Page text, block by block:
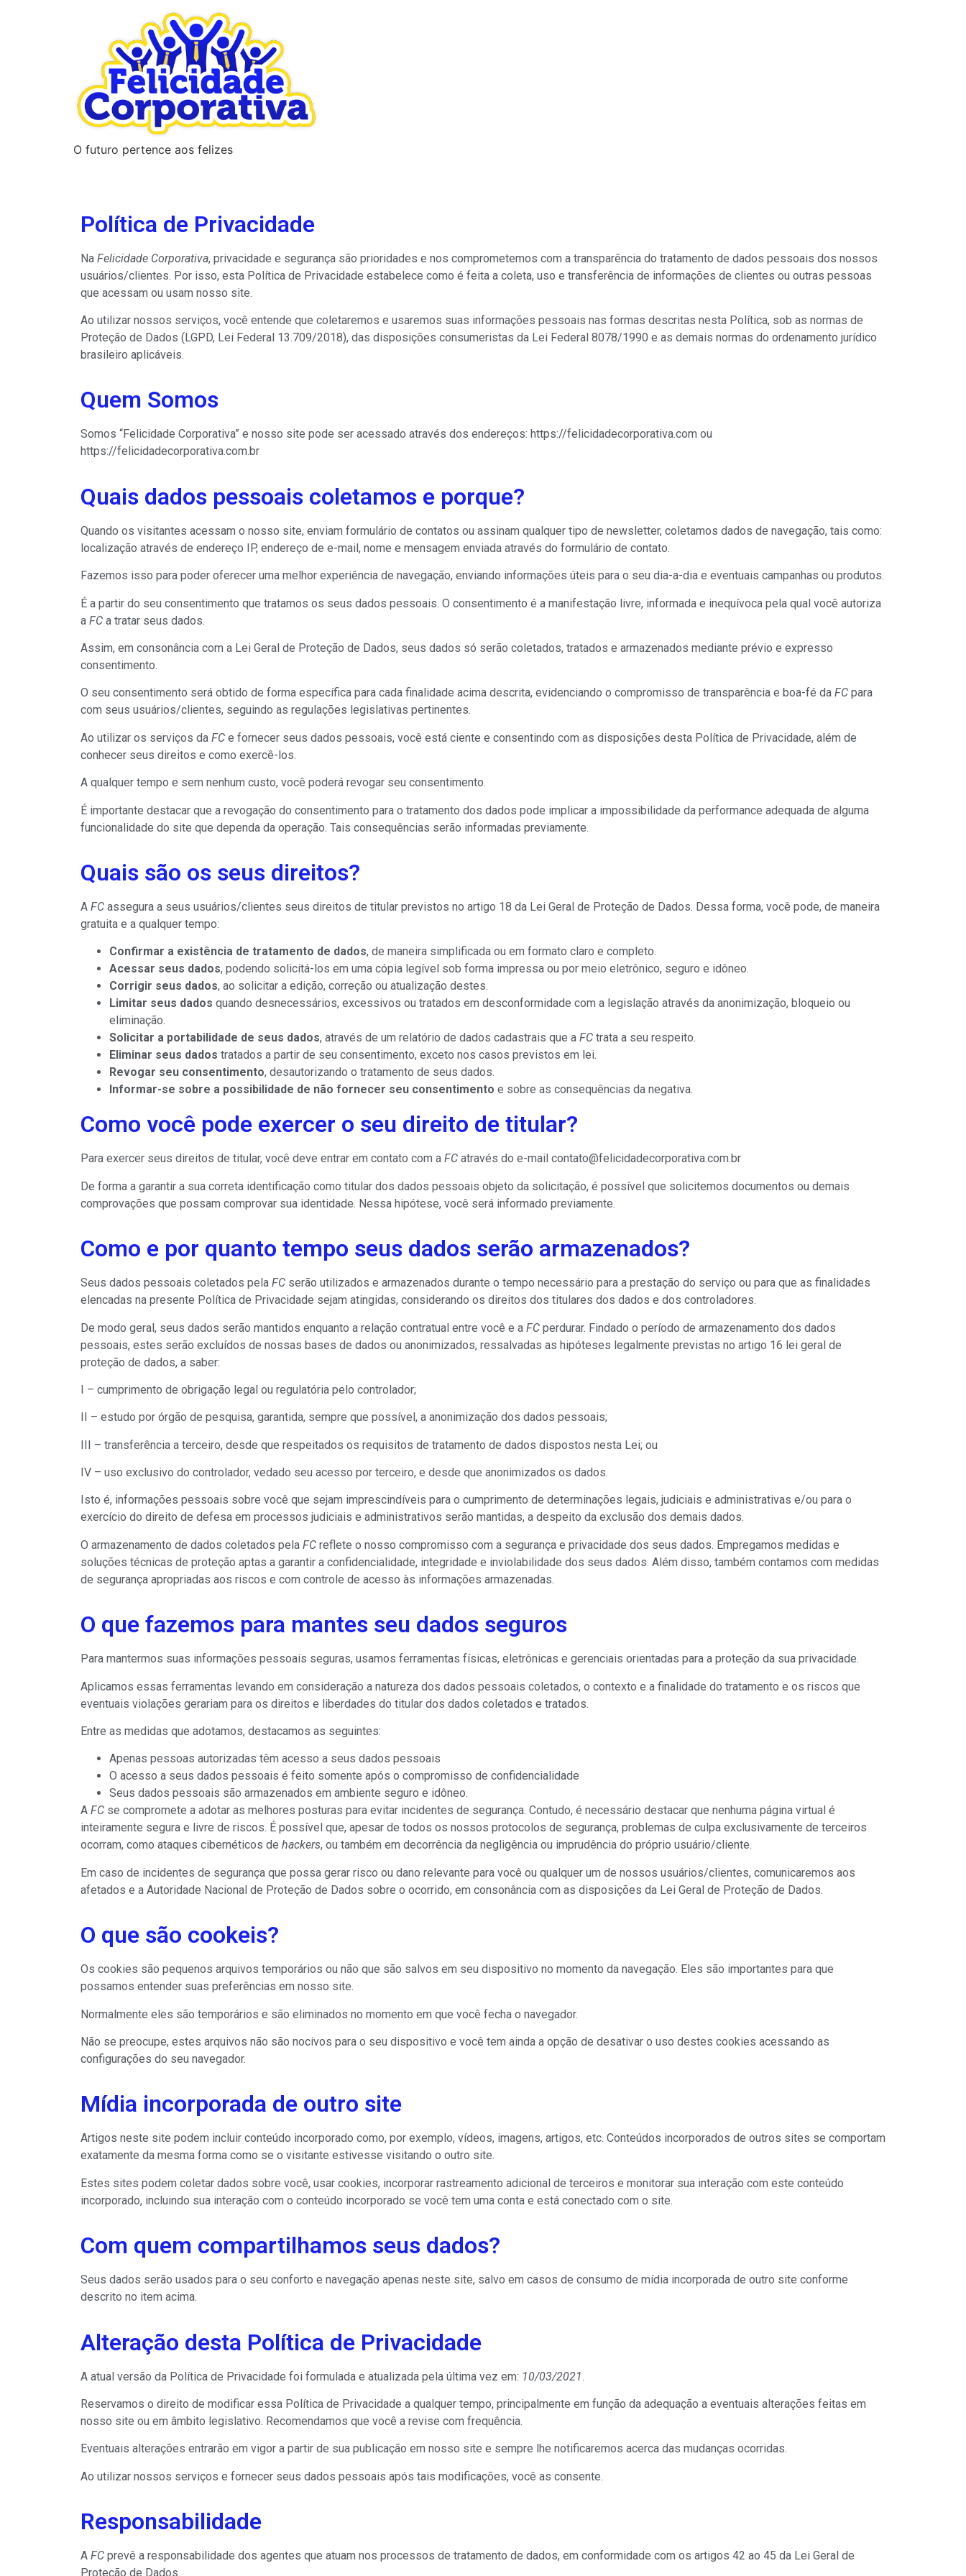
O futuro pertence aos felizes
Política de Privacidade
Na Felicidade Corporativa, privacidade e segurança são prioridades e nos comprometemos com a transparência do tratamento de dados pessoais dos nossos
usuários/clientes. Por isso, esta Política de Privacidade estabelece como é feita a coleta, uso e transferência de informações de clientes ou outras pessoas
que acessam ou usam nosso site.
Ao utilizar nossos serviços, você entende que coletaremos e usaremos suas informações pessoais nas formas descritas nesta Política, sob as normas de
Proteção de Dados (LGPD, Lei Federal 13.709/2018), das disposições consumeristas da Lei Federal 8078/1990 e as demais normas do ordenamento jurídico
brasileiro aplicáveis.
Quem Somos
Somos “Felicidade Corporativa” e nosso site pode ser acessado através dos endereços: https://felicidadecorporativa.com ou
https://felicidadecorporativa.com.br
Quais dados pessoais coletamos e porque?
Quando os visitantes acessam o nosso site, enviam formulário de contatos ou assinam qualquer tipo de newsletter, coletamos dados de navegação, tais como:
localização através de endereço IP, endereço de e-mail, nome e mensagem enviada através do formulário de contato.
Fazemos isso para poder oferecer uma melhor experiência de navegação, enviando informações úteis para o seu dia-a-dia e eventuais campanhas ou produtos.
É a partir do seu consentimento que tratamos os seus dados pessoais. O consentimento é a manifestação livre, informada e inequívoca pela qual você autoriza
a FC a tratar seus dados.
Assim, em consonância com a Lei Geral de Proteção de Dados, seus dados só serão coletados, tratados e armazenados mediante prévio e expresso
consentimento.
O seu consentimento será obtido de forma específica para cada finalidade acima descrita, evidenciando o compromisso de transparência e boa-fé da FC para
com seus usuários/clientes, seguindo as regulações legislativas pertinentes.
Ao utilizar os serviços da FC e fornecer seus dados pessoais, você está ciente e consentindo com as disposições desta Política de Privacidade, além de
conhecer seus direitos e como exercê-los.
A qualquer tempo e sem nenhum custo, você poderá revogar seu consentimento.
É importante destacar que a revogação do consentimento para o tratamento dos dados pode implicar a impossibilidade da performance adequada de alguma
funcionalidade do site que dependa da operação. Tais consequências serão informadas previamente.
Quais são os seus direitos?
A FC assegura a seus usuários/clientes seus direitos de titular previstos no artigo 18 da Lei Geral de Proteção de Dados. Dessa forma, você pode, de maneira
gratuita e a qualquer tempo:
Confirmar a existência de tratamento de dados, de maneira simplificada ou em formato claro e completo.
Acessar seus dados, podendo solicitá-los em uma cópia legível sob forma impressa ou por meio eletrônico, seguro e idôneo.
Corrigir seus dados, ao solicitar a edição, correção ou atualização destes.
Limitar seus dados quando desnecessários, excessivos ou tratados em desconformidade com a legislação através da anonimização, bloqueio ou
eliminação.
Solicitar a portabilidade de seus dados, através de um relatório de dados cadastrais que a FC trata a seu respeito.
Eliminar seus dados tratados a partir de seu consentimento, exceto nos casos previstos em lei.
Revogar seu consentimento, desautorizando o tratamento de seus dados.
Informar-se sobre a possibilidade de não fornecer seu consentimento e sobre as consequências da negativa.
Como você pode exercer o seu direito de titular?
Para exercer seus direitos de titular, você deve entrar em contato com a FC através do e-mail contato@felicidadecorporativa.com.br
De forma a garantir a sua correta identificação como titular dos dados pessoais objeto da solicitação, é possível que solicitemos documentos ou demais
comprovações que possam comprovar sua identidade. Nessa hipótese, você será informado previamente.
Como e por quanto tempo seus dados serão armazenados?
Seus dados pessoais coletados pela FC serão utilizados e armazenados durante o tempo necessário para a prestação do serviço ou para que as finalidades
elencadas na presente Política de Privacidade sejam atingidas, considerando os direitos dos titulares dos dados e dos controladores.
De modo geral, seus dados serão mantidos enquanto a relação contratual entre você e a FC perdurar. Findado o período de armazenamento dos dados
pessoais, estes serão excluídos de nossas bases de dados ou anonimizados, ressalvadas as hipóteses legalmente previstas no artigo 16 lei geral de
proteção de dados, a saber:
I – cumprimento de obrigação legal ou regulatória pelo controlador;
II – estudo por órgão de pesquisa, garantida, sempre que possível, a anonimização dos dados pessoais;
III – transferência a terceiro, desde que respeitados os requisitos de tratamento de dados dispostos nesta Lei; ou
IV – uso exclusivo do controlador, vedado seu acesso por terceiro, e desde que anonimizados os dados.
Isto é, informações pessoais sobre você que sejam imprescindíveis para o cumprimento de determinações legais, judiciais e administrativas e/ou para o
exercício do direito de defesa em processos judiciais e administrativos serão mantidas, a despeito da exclusão dos demais dados.
O armazenamento de dados coletados pela FC reflete o nosso compromisso com a segurança e privacidade dos seus dados. Empregamos medidas e
soluções técnicas de proteção aptas a garantir a confidencialidade, integridade e inviolabilidade dos seus dados. Além disso, também contamos com medidas
de segurança apropriadas aos riscos e com controle de acesso às informações armazenadas.
O que fazemos para mantes seu dados seguros
Para mantermos suas informações pessoais seguras, usamos ferramentas físicas, eletrônicas e gerenciais orientadas para a proteção da sua privacidade.
Aplicamos essas ferramentas levando em consideração a natureza dos dados pessoais coletados, o contexto e a finalidade do tratamento e os riscos que
eventuais violações gerariam para os direitos e liberdades do titular dos dados coletados e tratados.
Entre as medidas que adotamos, destacamos as seguintes:
Apenas pessoas autorizadas têm acesso a seus dados pessoais
O acesso a seus dados pessoais é feito somente após o compromisso de confidencialidade
Seus dados pessoais são armazenados em ambiente seguro e idôneo.
A FC se compromete a adotar as melhores posturas para evitar incidentes de segurança. Contudo, é necessário destacar que nenhuma página virtual é
inteiramente segura e livre de riscos. É possível que, apesar de todos os nossos protocolos de segurança, problemas de culpa exclusivamente de terceiros
ocorram, como ataques cibernéticos de hackers, ou também em decorrência da negligência ou imprudência do próprio usuário/cliente.
Em caso de incidentes de segurança que possa gerar risco ou dano relevante para você ou qualquer um de nossos usuários/clientes, comunicaremos aos
afetados e a Autoridade Nacional de Proteção de Dados sobre o ocorrido, em consonância com as disposições da Lei Geral de Proteção de Dados.
O que são cookeis?
Os cookies são pequenos arquivos temporários ou não que são salvos em seu dispositivo no momento da navegação. Eles são importantes para que
possamos entender suas preferências em nosso site.
Normalmente eles são temporários e são eliminados no momento em que você fecha o navegador.
Não se preocupe, estes arquivos não são nocivos para o seu dispositivo e você tem ainda a opção de desativar o uso destes cookies acessando as
configurações do seu navegador.
Mídia incorporada de outro site
Artigos neste site podem incluir conteúdo incorporado como, por exemplo, vídeos, imagens, artigos, etc. Conteúdos incorporados de outros sites se comportam
exatamente da mesma forma como se o visitante estivesse visitando o outro site.
Estes sites podem coletar dados sobre você, usar cookies, incorporar rastreamento adicional de terceiros e monitorar sua interação com este conteúdo
incorporado, incluindo sua interação com o conteúdo incorporado se você tem uma conta e está conectado com o site.
Com quem compartilhamos seus dados?
Seus dados serão usados para o seu conforto e navegação apenas neste site, salvo em casos de consumo de mídia incorporada de outro site conforme
descrito no item acima.
Alteração desta Política de Privacidade
A atual versão da Política de Privacidade foi formulada e atualizada pela última vez em: 10/03/2021.
Reservamos o direito de modificar essa Política de Privacidade a qualquer tempo, principalmente em função da adequação a eventuais alterações feitas em
nosso site ou em âmbito legislativo. Recomendamos que você a revise com frequência.
Eventuais alterações entrarão em vigor a partir de sua publicação em nosso site e sempre lhe notificaremos acerca das mudanças ocorridas.
Ao utilizar nossos serviços e fornecer seus dados pessoais após tais modificações, você as consente.
Responsabilidade
A FC prevê a responsabilidade dos agentes que atuam nos processos de tratamento de dados, em conformidade com os artigos 42 ao 45 da Lei Geral de
Proteção de Dados.